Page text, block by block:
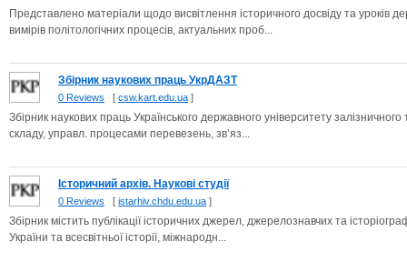
Представлено матеріали щодо висвітлення історичного досвіду та уроків
вимірів політологічних процесів, актуальних проб...
Збірник наукових праць УкрДАЗТ
0 Reviews [ csw.kart.edu.ua ]
Збірник наукових праць Українського державного університету
складу, управл. процесами перевезень, зв’яз...
Історичний архів. Наукові студії
0 Reviews [ istarhiv.chdu.edu.ua ]
Збірник містить публікації історичних джерел, джерелознавчих та
України та всесвітньої історії, міжнародн...